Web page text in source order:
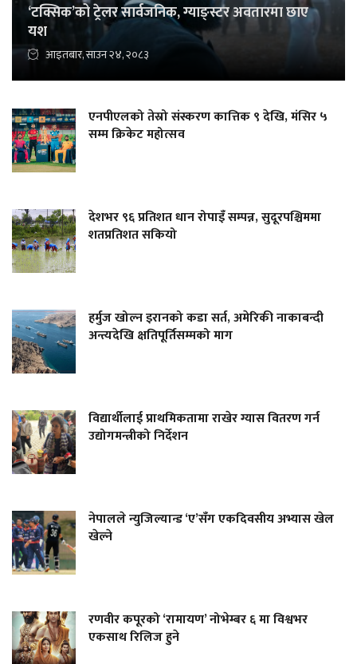
‘टक्सिक’को ट्रेलर सार्वजनिक, ग्याङ्स्टर अवतारमा छाए
यश
आइतबार, साउन २४, २०८३
एनपीएलको तेस्रो संस्करण कात्तिक ९ देखि, मंसिर ५
सम्म क्रिकेट महोत्सव
देशभर ९६ प्रतिशत धान रोपाइँ सम्पन्न, सुदूरपश्चिममा
शतप्रतिशत सकियो
हर्मुज खोल्न इरानको कडा सर्त, अमेरिकी नाकाबन्दी
अन्त्यदेखि क्षतिपूर्तिसम्मको माग
विद्यार्थीलाई प्राथमिकतामा राखेर ग्यास वितरण गर्न
उद्योगमन्त्रीको निर्देशन
नेपालले न्युजिल्यान्ड ‘ए’सँग एकदिवसीय अभ्यास खेल
खेल्ने
रणवीर कपूरको ‘रामायण’ नोभेम्बर ६ मा विश्वभर
एकसाथ रिलिज हुने